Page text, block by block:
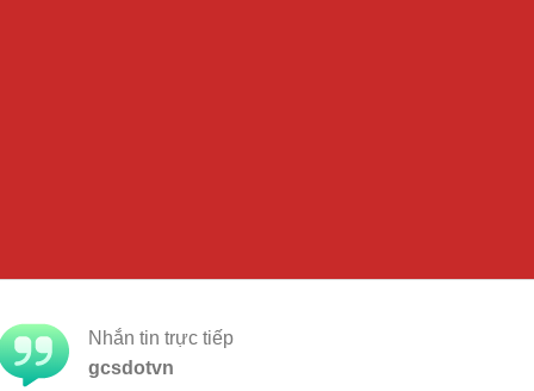
Nhắn tin trực tiếp
gcsdotvn